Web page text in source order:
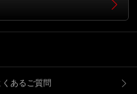
くあるご質問